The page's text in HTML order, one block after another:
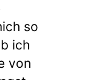
so
ich
von